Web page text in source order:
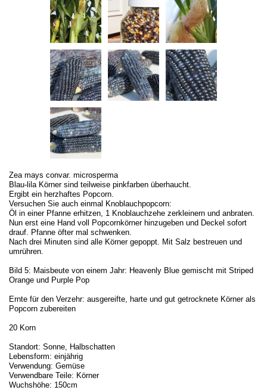
Zea mays convar. microsperma
Blau-lila Körner sind teilweise pinkfarben überhaucht.
Ergibt ein herzhaftes Popcorn.
Versuchen Sie auch einmal Knoblauchpopcorn:
Öl in einer Pfanne erhitzen, 1 Knoblauchzehe zerkleinern und anbraten.
Nun erst eine Hand voll Popcornkörner hinzugeben und Deckel sofort
drauf. Pfanne öfter mal schwenken.
Nach drei Minuten sind alle Körner gepoppt. Mit Salz bestreuen und
umrühren.
Bild 5: Maisbeute von einem Jahr: Heavenly Blue gemischt mit Striped
Orange und Purple Pop
Ernte für den Verzehr: ausgereifte, harte und gut getrocknete Körner als
Popcorn zubereiten
20 Korn
Standort: Sonne, Halbschatten
Lebensform: einjährig
Verwendung: Gemüse
Verwendbare Teile: Körner
Wuchshöhe: 150cm